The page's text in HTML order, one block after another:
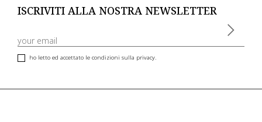
ISCRIVITI ALLA NOSTRA NEWSLETTER
ho letto ed accettato le condizioni sulla privacy.